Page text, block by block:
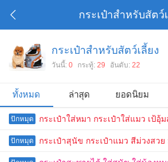
กระเป๋าสำหรับสัตว์
กระเป๋าสำหรับสัตว์เลี้ยง
วันนี้: 0 กระทู้: 29 อันดับ: 22
ทั้งหมด ล่าสุด ยอดนิยม
ปักหมุด กระเป๋าใส่หมา กระเป๋าใส่แมว เป้อุ้
ตัดเย็บดี แฟชั่นสุดๆ ยี่ห้อง DOGGYDOLLY
ปักหมุด กระเป๋าสุนัข กระเป๋าแมว สีม่วงสว